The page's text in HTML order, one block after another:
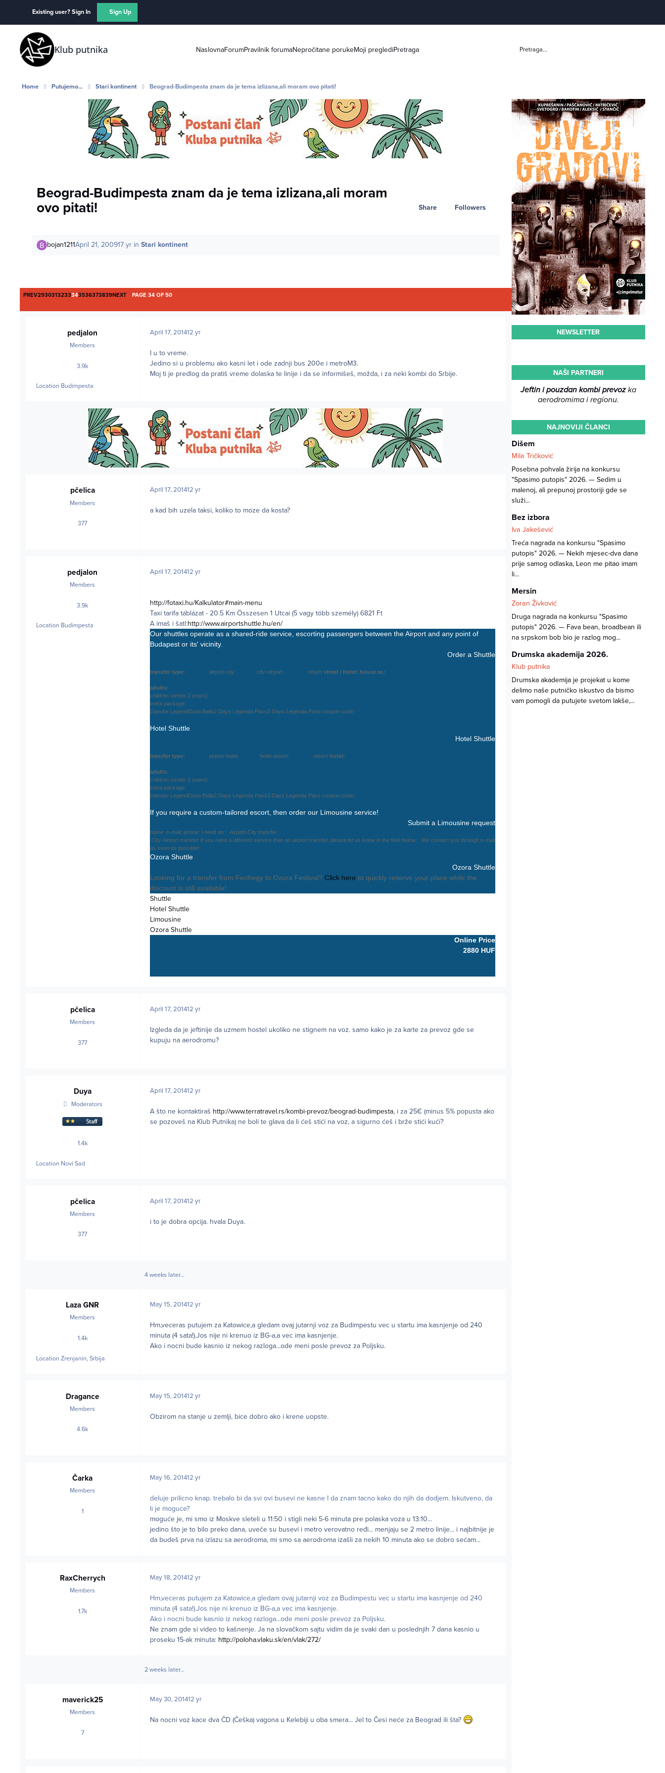
Existing user? Sign In Sign Up
Klub putnika NaslovnaForumPravilnik forumaNepročitane porukeMoji preglediPretraga Pretraga...
Home Putujemo... Stari kontinent Beograd-Budimpesta znam da je tema izlizana,ali moram ovo pitati!
Beograd-Budimpesta znam da je tema izlizana,ali moram
ovo pitati!
Share Followers
bojan1211April 21, 200917 yrin Stari kontinent
FIRST PAGE
PREV2930313233343536373839NEXTLAST PAGE
PAGE 34 OF 50
pedjalon
Members
3.9kposts
Location Budimpesta
April 17, 201412 yr
I u to vreme.
Jedino si u problemu ako kasni let i ode zadnji bus 200e i metroM3.
Moj ti je predlog da pratiš vreme dolaska te linije i da se informišeš, možda, i za neki kombi do Srbije.
pčelica
Members
377posts
April 17, 201412 yr
a kad bih uzela taksi, koliko to moze da kosta?
pedjalon
Members
3.9kposts
Location Budimpesta
April 17, 201412 yr
http://fotaxi.hu/Kalkulator#main-menu
Taxi tarifa táblázat - 20.5 Km Összesen 1 Utcai (5 vagy több személy) 6821 Ft
A imaš i šatl:http://www.airportshuttle.hu/en/
Our shuttles operate as a shared-ride service, escorting passengers between the Airport and any point of
Budapest or its' vicinity.
Order a Shuttle
transfer type: airport-city city-airport return street / hotel: house nr.:
adults:
children (under 2 years):
extra package:
Danube LegendDuna Bella2 Days Legenda Pass3 Days Legenda Pass coupon code:
Hotel Shuttle
Hotel Shuttle
transfer type: airport-hotel hotel-airport return hotel:
adults:
children (under 2 years):
extra package:
Danube LegendDuna Bella2 Days Legenda Pass3 Days Legenda Pass coupon code:
If you require a custom-tailored escort, then order our Limousine service!
Submit a Limousine request
name: e-mail: phone: I need an : Airport-City transfer
City-Airport transfer If you need a different service than an airport transfer, please let us know in the field below: We contact you through e-mail
as soon as possible!
Ozora Shuttle
Ozora Shuttle
Looking for a transfer from Ferihegy to Ozora Festival? Click here to quickly reserve your place while the
discount is still available!
Shuttle
Hotel Shuttle
Limousine
Ozora Shuttle
Online Price
2880 HUF
pčelica
Members
377posts
April 17, 201412 yr
Izgleda da je jeftinije da uzmem hostel ukoliko ne stignem na voz. samo kako je za karte za prevoz gde se
kupuju na aerodromu?
Duya
Moderators
1.4kposts
Location Novi Sad
April 17, 201412 yr
A što ne kontaktiraš http://www.terratravel.rs/kombi-prevoz/beograd-budimpesta, i za 25€ (minus 5% popusta ako
se pozoveš na Klub Putnika) ne boli te glava da li ćeš stići na voz, a sigurno ćeš i brže stići kući?
pčelica
Members
377posts
April 17, 201412 yr
i to je dobra opcija. hvala Duya.
4 weeks later...
Laza GNR
Members
1.4kposts
Location Zrenjanin, Srbija
May 15, 201412 yr
Hm,veceras putujem za Katowice,a gledam ovaj jutarnji voz za Budimpestu vec u startu ima kasnjenje od 240
minuta (4 sata!).Jos nije ni krenuo iz BG-a,a vec ima kasnjenje.
Ako i nocni bude kasnio iz nekog razloga...ode meni posle prevoz za Poljsku.
Dragance
Members
4.6kposts
May 15, 201412 yr
Obzirom na stanje u zemlji, bice dobro ako i krene uopste.
Čarka
Members
1posts
May 16, 201412 yr
deluje prilicno knap. trebalo bi da svi ovi busevi ne kasne I da znam tacno kako do njih da dodjem. Iskutveno, da
li je moguce?
moguće je, mi smo iz Moskve sleteli u 11:50 i stigli neki 5-6 minuta pre polaska voza u 13:10...
jedino što je to bilo preko dana, uveče su busevi i metro verovatno ređi... menjaju se 2 metro linije... i najbitnije je
da budeš prva na izlazu sa aerodroma, mi smo sa aerodroma izašli za nekih 10 minuta ako se dobro sećam...
RaxCherrych
Members
1.7kposts
May 18, 201412 yr
Hm,veceras putujem za Katowice,a gledam ovaj jutarnji voz za Budimpestu vec u startu ima kasnjenje od 240
minuta (4 sata!).Jos nije ni krenuo iz BG-a,a vec ima kasnjenje.
Ako i nocni bude kasnio iz nekog razloga...ode meni posle prevoz za Poljsku.
Ne znam gde si video to kašnenje. Ja na slovačkom sajtu vidim da je svaki dan u poslednjih 7 dana kasnio u
proseku 15-ak minuta: http://poloha.vlaku.sk/en/vlak/272/
2 weeks later...
maverick25
Members
7posts
May 30, 201412 yr
Na nocni voz kace dva ČD (Češka) vagona u Kelebiji u oba smera... Jel to Česi neće za Beograd ili šta?
NEWSLETTER
NAŠI PARTNERI
Jeftin i pouzdan kombi prevozka
aerodromima i regionu.
NAJNOVIJI ČLANCI
Dišem
Mila Tričković
Posebna pohvala žirija na konkursu
"Spasimo putopis" 2026. — Sedim u
malenoj, ali prepunoj prostoriji gde se
služi...
Bez izbora
Iva Jakešević
Treća nagrada na konkursu "Spasimo
putopis" 2026. — Nekih mjesec-dva dana
prije samog odlaska, Leon me pitao imam
li...
Mersin
Zoran Živković
Druga nagrada na konkursu "Spasimo
putopis" 2026. — Fava bean, broadbean ili
na srpskom bob bio je razlog mog...
Drumska akademija 2026.
Klub putnika
Drumska akademija je projekat u kome
delimo naše putničko iskustvo da bismo
vam pomogli da putujete svetom lakše,...